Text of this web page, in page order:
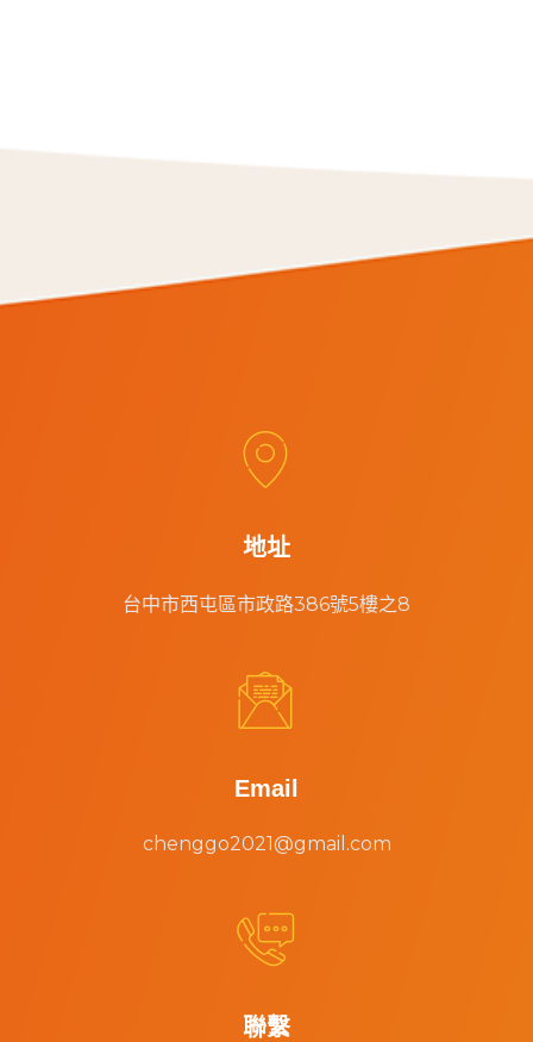


地址
台中市西屯區市政路386號5樓之8


Email
chenggo2021@gmail.com


聯繫